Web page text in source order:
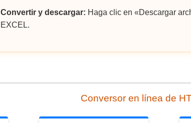
Convertir y descargar: Haga clic en «Descargar
EXCEL.
Conversor en línea de